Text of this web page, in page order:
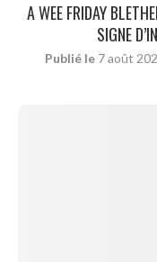
A WEE FRIDAY
SIGNE
Publié le 7 août